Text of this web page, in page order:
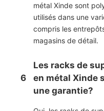
métal Xinde sont
utilisés dans une
compris les
magasins de détail.
6
Les racks de
en métal Xinde
une garantie?